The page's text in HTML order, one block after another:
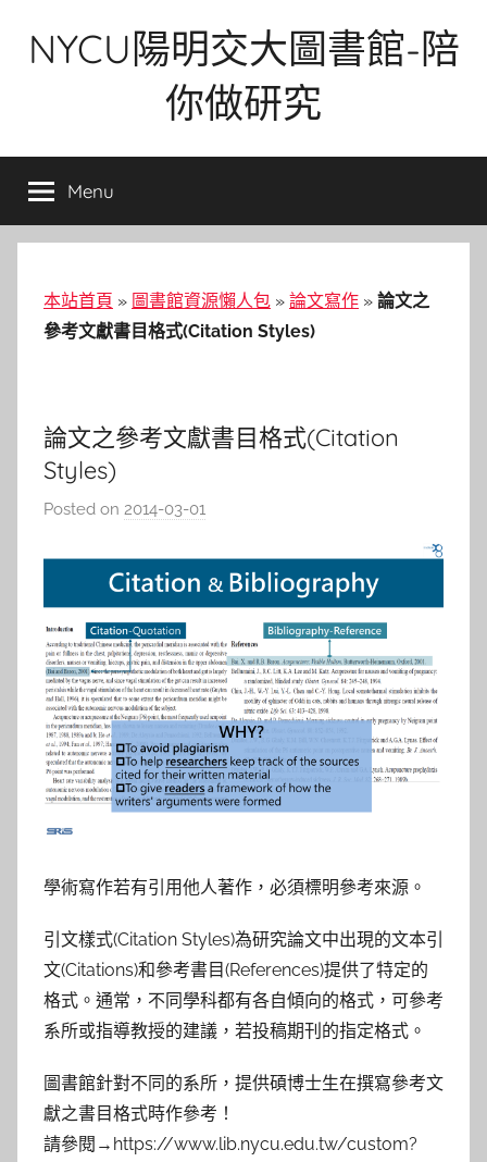
NYCU陽明交大圖書館-陪
你做研究
Menu
本站首頁 » 圖書館資源懶人包 » 論文寫作 » 論文之
參考文獻書目格式(Citation Styles)
論文之參考文獻書目格式(Citation
Styles)
Posted on 2014-03-01
s
h
s
h
a
a
l
學術寫作若有引用他人著作，必須標明參考來源。
引文樣式(Citation Styles)為研究論文中出現的文本引
文(Citations)和參考書目(References)提供了特定的
格式。通常，不同學科都有各自傾向的格式，可參考
系所或指導教授的建議，若投稿期刊的指定格式。
圖書館針對不同的系所，提供碩博士生在撰寫參考文
獻之書目格式時作參考！
請參閱→https://www.lib.nycu.edu.tw/custom?